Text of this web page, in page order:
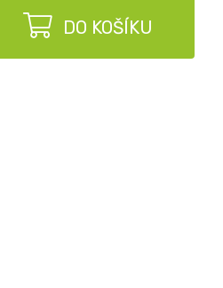
DO KOŠÍKU